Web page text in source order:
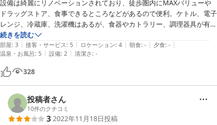
設備は綺麗にリノベーションされており、徒歩圏内にMAXバリューや
ドラッグストア、食事できるところなどがあるので便利。ケトル、電子
レンジ、冷蔵庫、洗濯機はあるが、食器やカトラリー、調理器具が有料
レンタル。駐車場も有料。1個／人のマグカップだけ無料で貸してくれ
る。
たまたま取れたのがデラックスルームだったので広さは十分だったが、
まともなテーブル椅子が無く、クローゼットやタンスなどの収納スペー
スが全く無いので荷物も全て床に広げるしかなかった。長期滞在には割
高、部屋が散らかる、実際のところ自炊には向かない印象。
続きを読む
部屋: 3 | 接客・サービス: 5 | ロケーション: 4 | 朝食: - | 夕食: - |
温泉・お風呂: 5 | 設備: 2 | 清潔さ: -
328
投稿者さん
10件のクチコミ
3 2022年11月18日投稿